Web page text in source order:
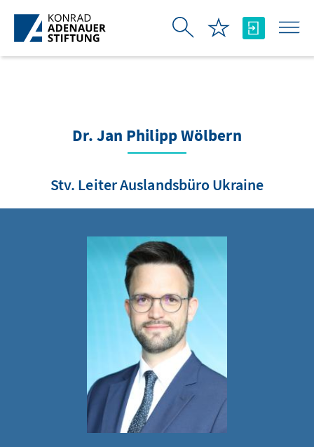
Skip to Main Content
Dr. Jan Philipp Wölbern
Stv. Leiter Auslandsbüro Ukraine